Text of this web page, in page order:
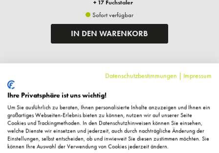
+ 17 Fuchstaler
Sofort verfügbar
IN DEN WARENKORB
Datenschutzbestimmungen | Impressum
Ihre Privatsphäre ist uns wichtig!
Um Sie ausführlich zu beraten, Ihnen personalisierte Inhalte anzuzeigen und Ihnen ein
großartiges Webseiten-Erlebnis bieten zu können, nutzen wir auf unserer Seite
Cookies und Trackingmethoden. In den Datenschutzhinweisen können Sie einsehen,
welche Dienste wir einsetzen und jederzeit, auch durch nachträgliche Änderung der
Einstellungen, selbst entscheiden, ob und inwieweit Sie diesen zustimmen möchten. Sie
können Ihre Auswahl der Verwendung von Cookies jederzeit ändern.